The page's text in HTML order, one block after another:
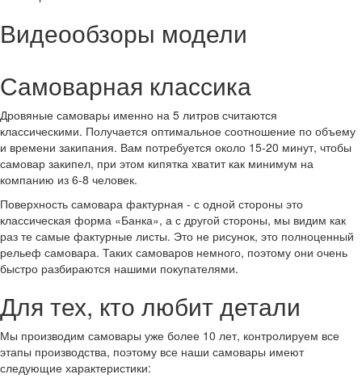
Видеообзоры модели
Самоварная классика
Дровяные самовары именно на 5 литров считаются
классическими. Получается оптимальное соотношение по объему
и времени закипания. Вам потребуется около 15-20 минут, чтобы
самовар закипел, при этом кипятка хватит как минимум на
компанию из 6-8 человек.
Поверхность самовара фактурная - с одной стороны это
классическая форма «Банка», а с другой стороны, мы видим как
раз те самые фактурные листы. Это не рисунок, это полноценный
рельеф самовара. Таких самоваров немного, поэтому они очень
быстро разбираются нашими покупателями.
Для тех, кто любит детали
Мы производим самовары уже более 10 лет, контролируем все
этапы производства, поэтому все наши самовары имеют
следующие характеристики: